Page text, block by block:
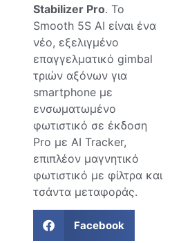
Stabilizer Pro. Το
Smooth 5S AI είναι ένα
νέο, εξελιγμένο
επαγγελματικό gimbal
τριών αξόνων για
smartphone με
ενσωματωμένο
φωτιστικό σε έκδοση
Pro με AI Tracker,
επιπλέον μαγνητικό
φωτιστικό με φίλτρα και
τσάντα μεταφοράς.
Facebook